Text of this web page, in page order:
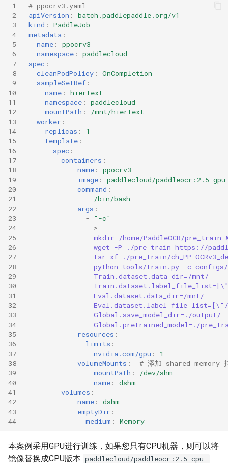
1
2
3
4
5
6
7
8
9
10
11
12
13
14
15
16
17
18
19
20
21
22
23
24
25
26
27
28
29
30
31
32
33
34
35
36
37
38
39
40
41
42
43
44
# ppocrv3.yaml
apiVersion :
batch.paddlepaddle.org/v1
kind :
PaddleJob
metadata :
name :
ppocrv3
namespace :
paddlecloud
spec :
cleanPodPolicy :
OnCompletion
sampleSetRef :
name :
hiertext
namespace :
paddlecloud
mountPath :
/mnt/hiertext
worker :
replicas :
1
template :
spec :
containers :
- name :
ppocrv3
image :
paddlecloud/paddleocr:2.5-
command :
-
/bin/bash
args :
-
"-c"
- >
mkdir /home/PaddleOCR/pre_train
wget -P ./pre_train https://
tar xf ./pre_train/ch_PP-
python tools/train.py -c configs/
Train.dataset.data_dir=/mnt/
Eval.dataset.data_dir=/mnt/
Global.save_model_dir=./output/
Global.pretrained_model=./
resources :
limits :
nvidia.com/gpu :
1
volumeMounts :
# 添加 shared memory
- mountPath :
/dev/shm
name :
dshm
volumes :
- name :
dshm
emptyDir :
medium : Memory
本案例采用GPU进行训练，如果您只有CPU机器，则可以将
镜像替换成CPU版本 paddlecloud/paddleocr:2.5-cpu-